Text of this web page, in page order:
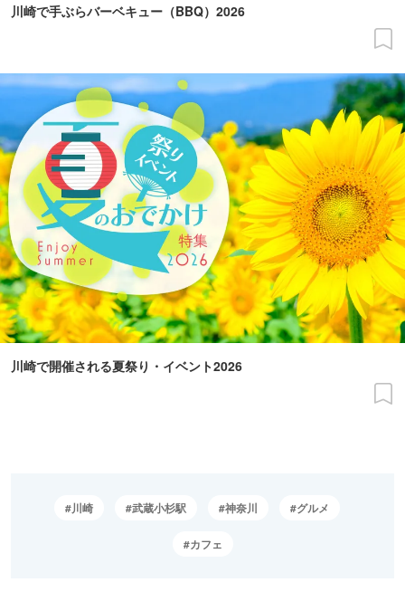
川崎で手ぶらバーベキュー（BBQ）2026
川崎で開催される夏祭り・イベント2026
川崎 武蔵小杉駅 神奈川 グルメ
カフェ